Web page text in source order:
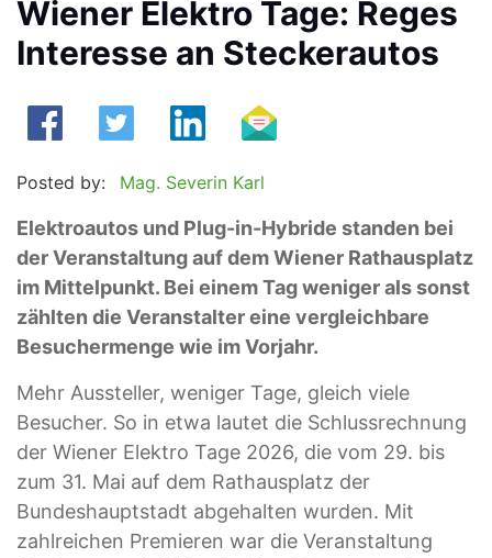
Wiener Elektro Tage: Reges
Interesse an Steckerautos
Posted by: Mag. Severin Karl
Elektroautos und Plug-in-Hybride standen bei
der Veranstaltung auf dem Wiener Rathausplatz
im Mittelpunkt. Bei einem Tag weniger als sonst
zählten die Veranstalter eine vergleichbare
Besuchermenge wie im Vorjahr.
Mehr Aussteller, weniger Tage, gleich viele
Besucher. So in etwa lautet die Schlussrechnung
der Wiener Elektro Tage 2026, die vom 29. bis
zum 31. Mai auf dem Rathausplatz der
Bundeshauptstadt abgehalten wurden. Mit
zahlreichen Premieren war die Veranstaltung